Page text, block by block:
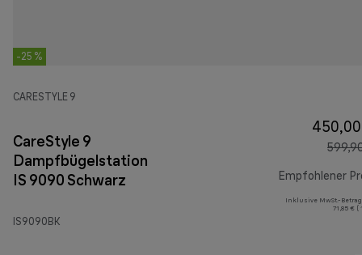
-25 %
CARESTYLE 9
CareStyle 9
Dampfbügelstation
IS 9090 Schwarz
IS9090BK
Empfohlener
Inklusive MwSt.-
71,85 € (